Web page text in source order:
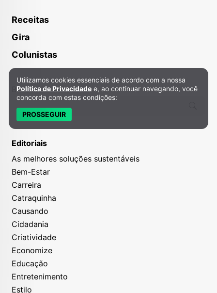
Receitas
Gira
Colunistas
Buscar
Editoriais
As melhores soluções sustentáveis
Bem-Estar
Carreira
Catraquinha
Causando
Cidadania
Criatividade
Economize
Educação
Entretenimento
Estilo
Política de Privacidade e Cookies
Utilizamos cookies essenciais de acordo com a nossa
Política de Privacidade e, ao continuar navegando, você
concorda com estas condições:
PROSSEGUIR